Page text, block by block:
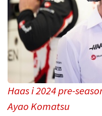
Haas i 2024 pre-
Ayao Komatsu